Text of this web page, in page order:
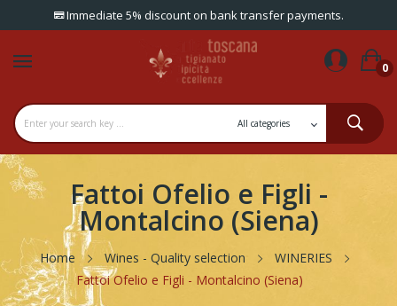
Immediate 5% discount on bank transfer payments.
0
Fattoi Ofelio e Figli -
Montalcino (Siena)
Home Wines - Quality selection
WINERIES
Fattoi Ofelio e Figli - Montalcino (Siena)